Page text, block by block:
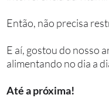
Então, não precisa
E aí, gostou do nosso
alimentando no dia a
Até a próxima!